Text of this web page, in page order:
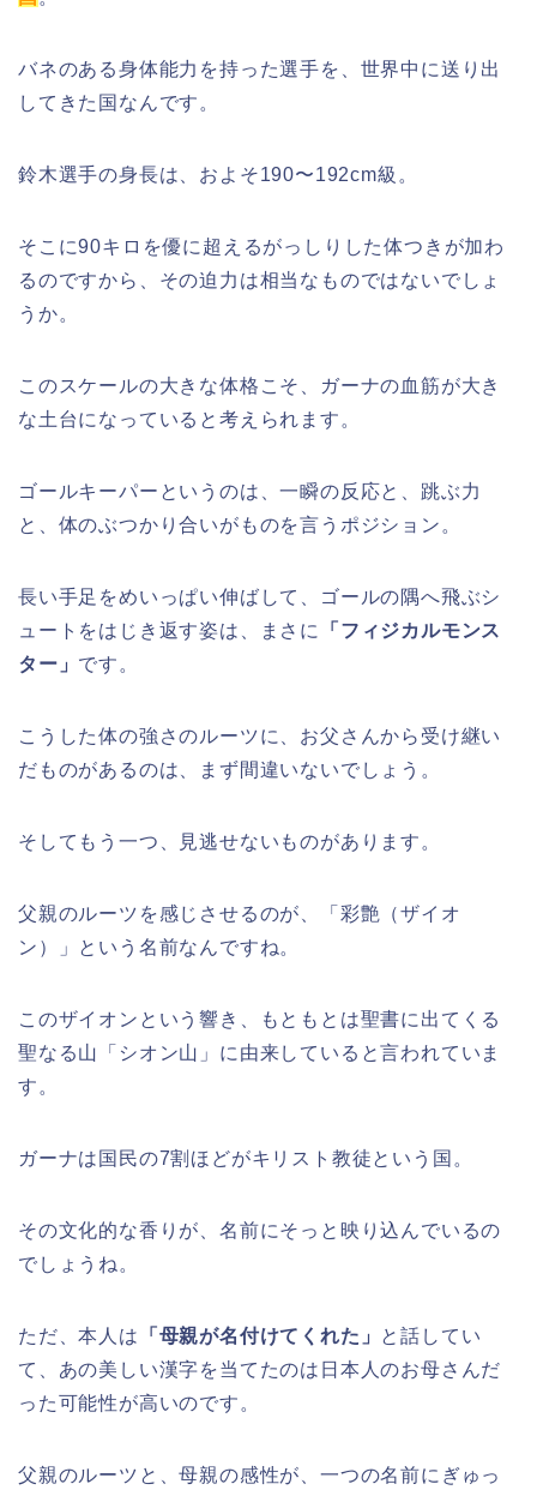
バネのある身体能力を持った選手を、世界中に送り出
してきた国なんです。
鈴木選手の身長は、およそ190〜192cm級。
そこに90キロを優に超えるがっしりした体つきが加わ
るのですから、その迫力は相当なものではないでしょ
うか。
このスケールの大きな体格こそ、ガーナの血筋が大き
な土台になっていると考えられます。
ゴールキーパーというのは、一瞬の反応と、跳ぶ力
と、体のぶつかり合いがものを言うポジション。
長い手足をめいっぱい伸ばして、ゴールの隅へ飛ぶシ
ュートをはじき返す姿は、まさに
「フィジカルモンス
ター」 です。
こうした体の強さのルーツに、お父さんから受け継い
だものがあるのは、まず間違いないでしょう。
そしてもう一つ、見逃せないものがあります。
父親のルーツを感じさせるのが、「彩艶（ザイオ
ン）」という名前なんですね。
このザイオンという響き、もともとは聖書に出てくる
聖なる山「シオン山」に由来していると言われていま
す。
ガーナは国民の7割ほどがキリスト教徒という国。
その文化的な香りが、名前にそっと映り込んでいるの
でしょうね。
ただ、本人は 「母親が名付けてくれた」 と話してい
て、あの美しい漢字を当てたのは日本人のお母さんだ
った可能性が高いのです。
父親のルーツと、母親の感性が、一つの名前にぎゅっ